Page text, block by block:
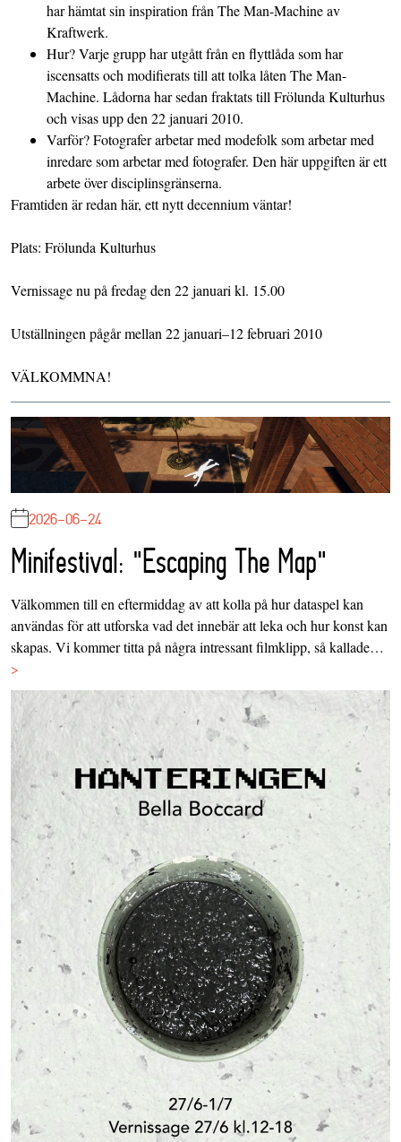
har hämtat sin inspiration från The Man-Machine av
Kraftwerk.
Hur? Varje grupp har utgått från en flyttlåda som har
iscensatts och modifierats till att tolka låten The Man-
Machine. Lådorna har sedan fraktats till Frölunda Kulturhus
och visas upp den 22 januari 2010.
Varför? Fotografer arbetar med modefolk som arbetar med
inredare som arbetar med fotografer. Den här uppgiften är ett
arbete över disciplinsgränserna.
Framtiden är redan här, ett nytt decennium väntar!
Plats: Frölunda Kulturhus
Vernissage nu på fredag den 22 januari kl. 15.00
Utställningen pågår mellan 22 januari–12 februari 2010
VÄLKOMMNA!
2026-06-24
Minifestival: "Escaping The Map"
Välkommen till en eftermiddag av att kolla på hur dataspel kan
användas för att utforska vad det innebär att leka och hur konst kan
skapas. Vi kommer titta på några intressant filmklipp, så kallade…
>